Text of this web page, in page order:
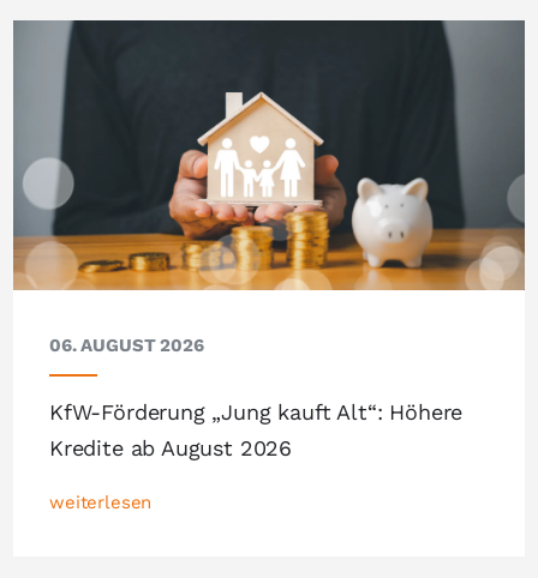
06. AUGUST 2026
KfW-Förderung „Jung kauft Alt“: Höhere
Kredite ab August 2026
weiterlesen